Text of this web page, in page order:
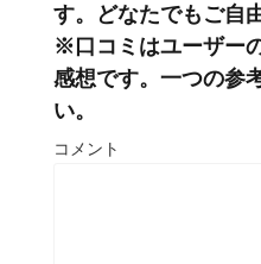
す。どなたでもご自
※口コミはユーザー
感想です。一つの参
い。
コメント